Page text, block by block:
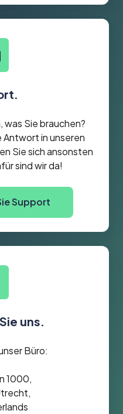
was Sie brauchen?
Antwort in unseren
Sie sich ansonsten
sind wir da!
Support
uns.
Büro:
1000,